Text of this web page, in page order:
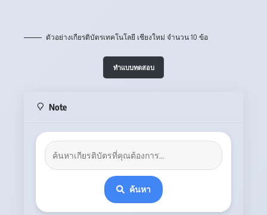
ตัวอย่างเกียรติบัตรเทคโนโลยี เชียงใหม่ จำนวน 10 ข้อ
ทำแบบทดสอบ
Note
ค้นหา